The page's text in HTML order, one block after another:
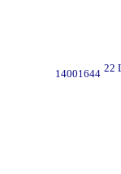
14001644 22